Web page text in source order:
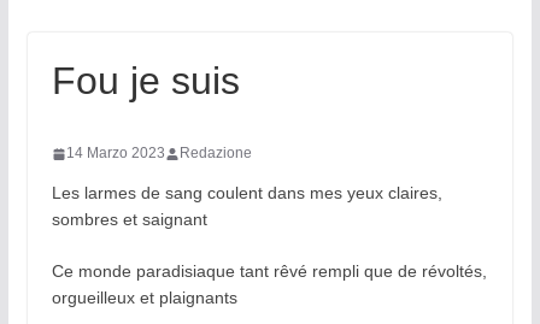
Fou je suis
14 Marzo 2023 Redazione
Les larmes de sang coulent dans mes yeux claires,
sombres et saignant
Ce monde paradisiaque tant rêvé rempli que de révoltés,
orgueilleux et plaignants